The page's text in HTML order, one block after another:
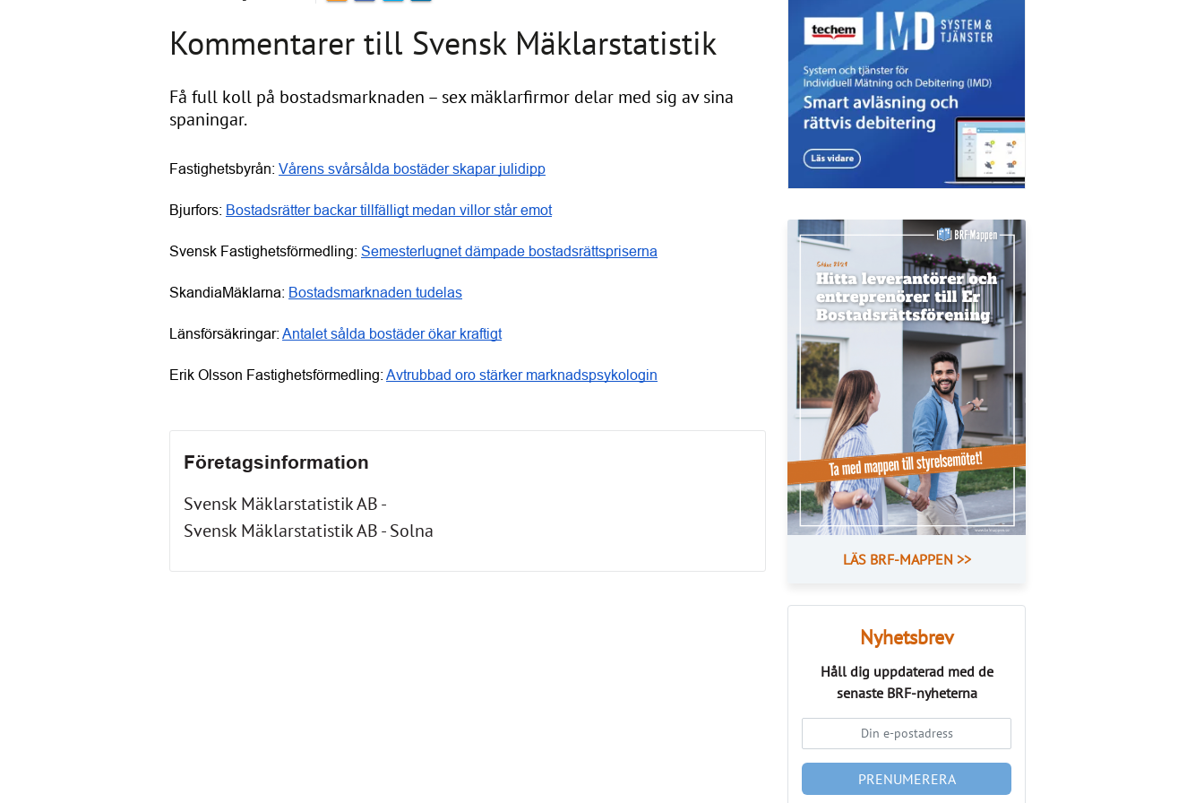
Kommentarer till Svensk Mäklarstatistik
Få full koll på bostadsmarknaden – sex mäklarfirmor delar med sig av sina
spaningar.
Fastighetsbyrån: Vårens svårsålda bostäder skapar julidipp
Bjurfors: Bostadsrätter backar tillfälligt medan villor står emot
Svensk Fastighetsförmedling: Semesterlugnet dämpade bostadsrättspriserna
SkandiaMäklarna: Bostadsmarknaden tudelas
Länsförsäkringar: Antalet sålda bostäder ökar kraftigt
Erik Olsson Fastighetsförmedling: Avtrubbad oro stärker marknadspsykologin
Företagsinformation
Svensk Mäklarstatistik AB -
Svensk Mäklarstatistik AB - Solna
LÄS BRF-MAPPEN >>
Nyhetsbrev
Håll dig uppdaterad med de
senaste BRF-nyheterna
PRENUMERERA